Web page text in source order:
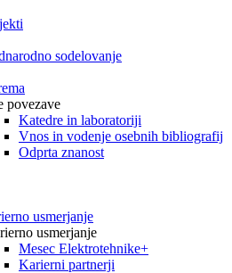
sodelovanje
povezave
Katedre in laboratoriji
Vnos in vodenje osebnih bibliografij
Odprta znanost
usmerjanje
usmerjanje
Mesec Elektrotehnike+
Karierni partnerji